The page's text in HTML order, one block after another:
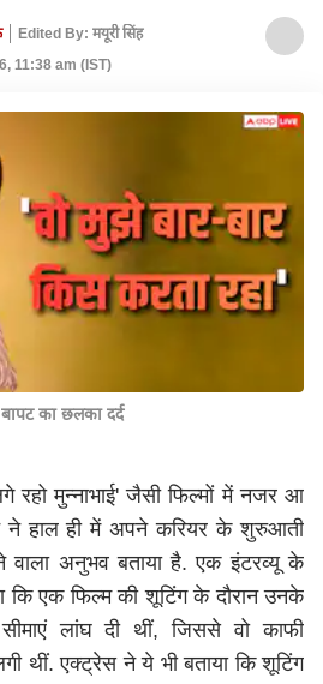
Edited By: मयूरी सिंह
11:38 am (IST)
बापट का छलका दर्द
रहो मुन्नाभाई' जैसी फिल्मों में नजर आ
ने हाल ही में अपने करियर के शुरुआती
वाला अनुभव बताया है. एक इंटरव्यू के
कि एक फिल्म की शूटिंग के दौरान उनके
लांघ दी थीं, जिससे वो काफी
थीं. एक्ट्रेस ने ये भी बताया कि शूटिंग